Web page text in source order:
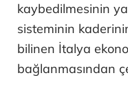
kaybedilmesinin
sisteminin
bilinen İtalya
bağlanmasından